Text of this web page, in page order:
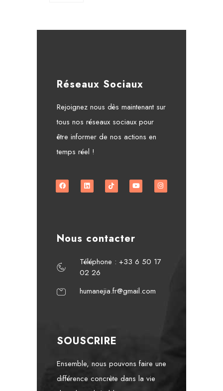
Réseaux Sociaux
Rejoignez nous dès maintenant sur
tous nos réseaux sociaux pour
être informer de nos actions en
temps réel !
Nous contacter
Téléphone : +33 6 50 17
02 26
humanejia.fr@gmail.com
SOUSCRIRE
Ensemble, nous pouvons faire une
différence concrète dans la vie